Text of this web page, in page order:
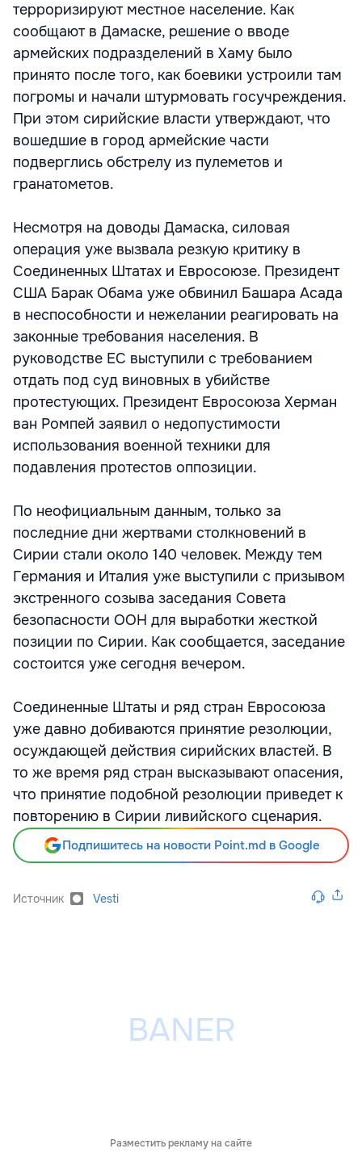
терроризируют местное население. Как
сообщают в Дамаске, решение о вводе
армейских подразделений в Хаму было
принято после того, как боевики устроили там
погромы и начали штурмовать госучреждения.
При этом сирийские власти утверждают, что
вошедшие в город армейские части
подверглись обстрелу из пулеметов и
гранатометов.
Несмотря на доводы Дамаска, силовая
операция уже вызвала резкую критику в
Соединенных Штатах и Евросоюзе. Президент
США Барак Обама уже обвинил Башара Асада
в неспособности и нежелании реагировать на
законные требования населения. В
руководстве ЕС выступили с требованием
отдать под суд виновных в убийстве
протестующих. Президент Евросоюза Херман
ван Ромпей заявил о недопустимости
использования военной техники для
подавления протестов оппозиции.
По неофициальным данным, только за
последние дни жертвами столкновений в
Сирии стали около 140 человек. Между тем
Германия и Италия уже выступили с призывом
экстренного созыва заседания Совета
безопасности ООН для выработки жесткой
позиции по Сирии. Как сообщается, заседание
состоится уже сегодня вечером.
Соединенные Штаты и ряд стран Евросоюза
уже давно добиваются принятие резолюции,
осуждающей действия сирийских властей. В
то же время ряд стран высказывают опасения,
что принятие подобной резолюции приведет к
повторению в Сирии ливийского сценария.
Подпишитесь на новости Point.md в Google
Источник Vesti
Разместить рекламу на сайте